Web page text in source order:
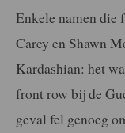
Enkele namen die
Carey en Shawn
Kardashian: het
front row bij de
geval fel genoeg